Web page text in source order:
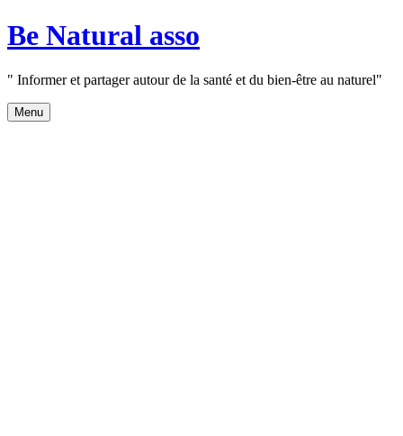
Aller
au
Be Natural asso
" Informer et partager autour de la santé et du bien-être au naturel"
Menu